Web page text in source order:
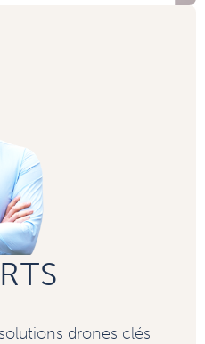
drones clés